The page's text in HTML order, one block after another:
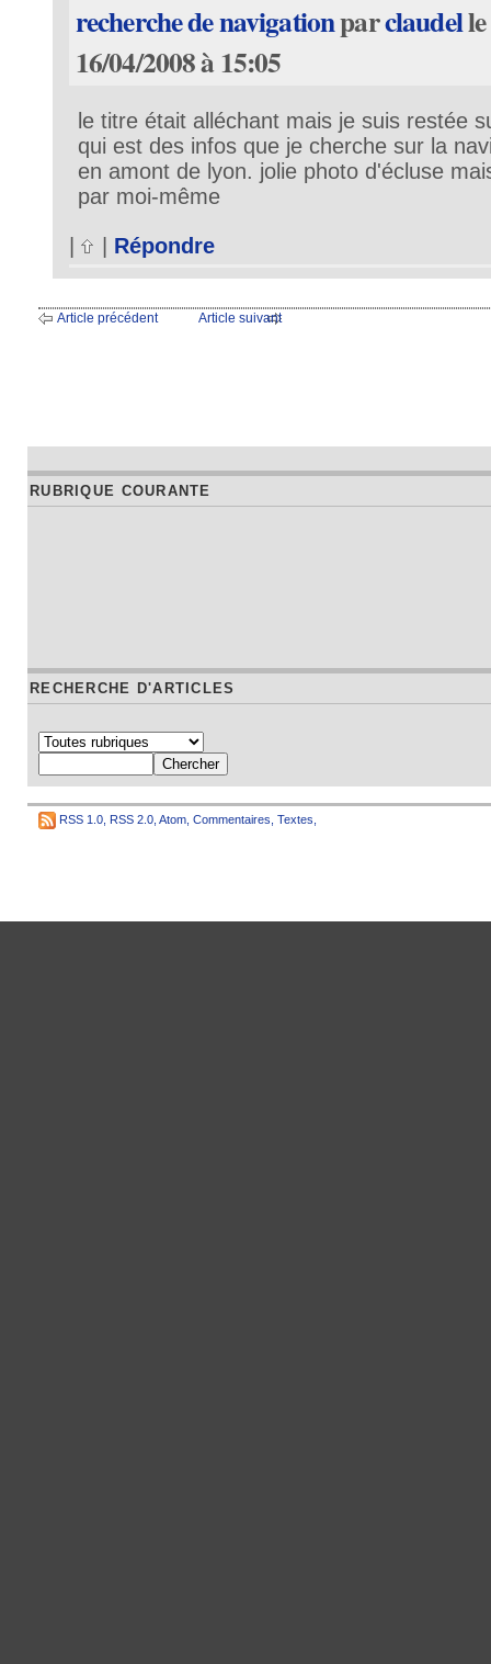
recherche de navigationparclaudelle
16/04/2008 à 15:05
le titre était alléchant mais je suis restée
qui est des infos que je cherche sur la
en amont de lyon. jolie photo d'écluse
par moi-même
| | Répondre
Article précédent Article suivant
RUBRIQUE COURANTE
RECHERCHE D'ARTICLES
RSS 1.0 RSS 2.0 Atom Commentaires Textes